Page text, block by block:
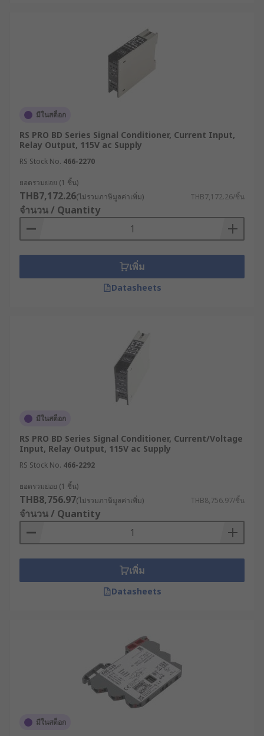
สำหรับผู้ที่กำลังวางแผนซื้ออุปกรณ์ตัวแปลงสัญญาณ
(Signal Conditioner) ประเภทต่าง ๆ ราคาคุ้มค่า เพื่อ
ใช้ในงานอุตสาหกรรม รวมทั้งงานประเภทอื่น ที่ RS
เราคือผู้จัดจำหน่ายตัวแปลงคุณภาพสูง มีให้เลือก
ครอบคลุมทุกความต้องการ พร้อมทั้งมีเจ้าหน้าที่ผู้
สะดวกผ่านเว็บไซต์ของเราได้ตลอด 24 ชม. พร้อม
บริการจัดส่งทั่วประเทศ
มีในสต็อก
RS PRO BD Series Signal Conditioner, Current Input,
Relay Output, 115V ac Supply
RS Stock No. 466-2270
ยอดรวมย่อย (1 ชิ้น)
THB7,172.26(ไม่รวมภาษีมูลค่าเพิ่ม) THB7,172.26/ชิ้น
จำนวน / Quantity
เพิ่ม
Datasheets
มีในสต็อก
RS PRO BD Series Signal Conditioner, Current/Voltage
Input, Relay Output, 115V ac Supply
RS Stock No. 466-2292
ยอดรวมย่อย (1 ชิ้น)
THB8,756.97(ไม่รวมภาษีมูลค่าเพิ่ม) THB8,756.97/ชิ้น
จำนวน / Quantity
เพิ่ม
Datasheets
มีในสต็อก